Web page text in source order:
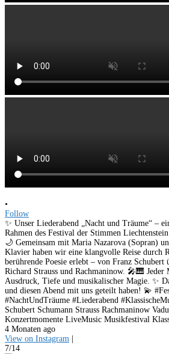
•
Follow
✨ Unser Liederabend „Nacht und Träume“ –
Rahmen des Festival der Stimmen
🌙 Gemeinsam mit Maria Nazarova (Sopran)
Klavier haben wir eine klangvolle Reise durch
berührende Poesie erlebt – von Franz Schubert
Richard Strauss und Rachmaninow. 🎤🎹
Ausdruck, Tiefe und musikalischer Magie. ✨
und diesen Abend mit uns geteilt haben! 💫
#NachtUndTräume #Liederabend
Schubert Schumann Strauss Rachmaninow
Konzertmomente LiveMusic Musikfestival
4 Monaten ago
View on Instagram
7/14